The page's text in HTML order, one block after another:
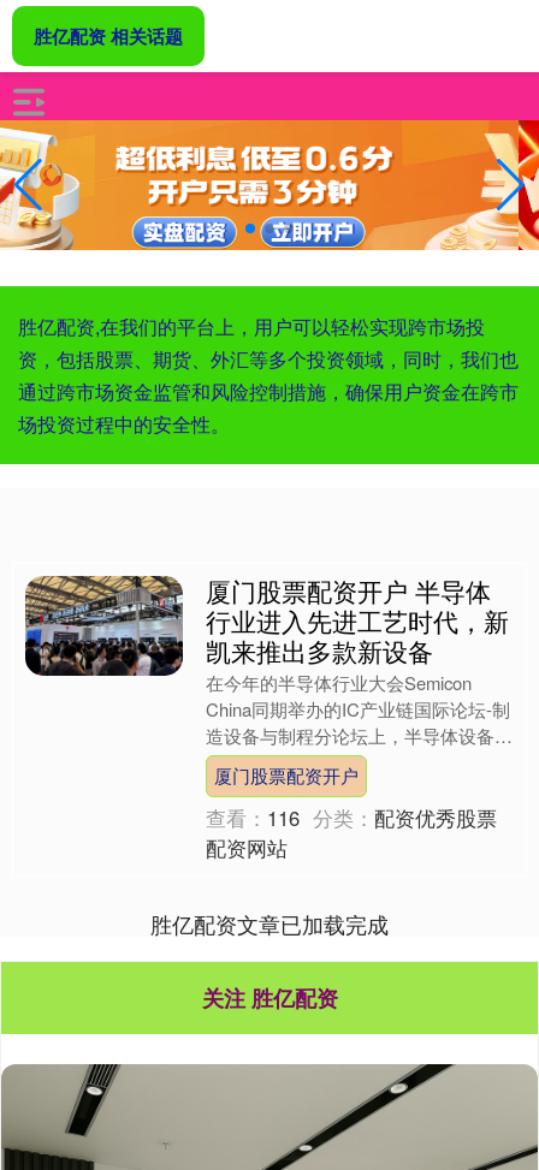
胜亿配资,在我们的平台上，用户可以轻松实现跨市场投
资，包括股票、期货、外汇等多个投资领域，同时，我们也
通过跨市场资金监管和风险控制措施，确保用户资金在跨市
场投资过程中的安全性。
胜亿配资 相关话题
厦门股票配资开户 半导体
行业进入先进工艺时代，新
凯来推出多款新设备
在今年的半导体行业大会Semicon
China同期举办的IC产业链国际论坛-制
造设备与制程分论坛上，半导体设备厂
商新凯来高管分享了半导体工艺装备的
机遇挑战厦门....
厦门股票配资开户
查看： 116 分类：配资优秀股票
配资网站
胜亿配资文章已加载完成
关注 胜亿配资